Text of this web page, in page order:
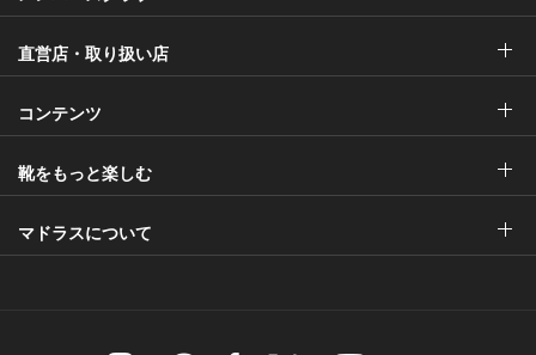
直営店・取り扱い店
コンテンツ
靴をもっと楽しむ
マドラスについて